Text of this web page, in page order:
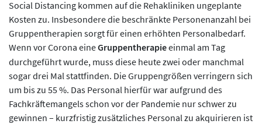
Social Distancing kommen auf die Rehakliniken ungeplante
Kosten zu. Insbesondere die beschränkte Personenanzahl bei
Gruppentherapien sorgt für einen erhöhten Personalbedarf.
Wenn vor Corona eineGruppentherapieeinmal am Tag
durchgeführt wurde, muss diese heute zwei oder manchmal
sogar drei Mal stattfinden. Die Gruppengrößen verringern sich
um bis zu 55 %. Das Personal hierfür war aufgrund des
Fachkräftemangels schon vor der Pandemie nur schwer zu
gewinnen – kurzfristig zusätzliches Personal zu akquirieren ist